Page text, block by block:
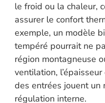
le froid ou la chaleur,
assurer le confort
exemple, un modèle
tempéré pourrait ne
région montagneuse
ventilation,
des entrées jouent
régulation interne.